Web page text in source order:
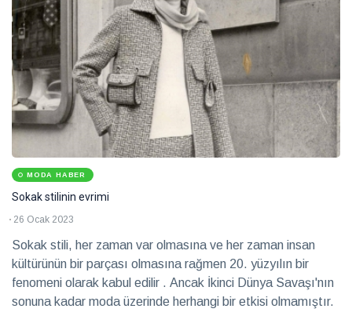
MODA HABER
Sokak stilinin evrimi
26 Ocak 2023
Sokak stili, her zaman var olmasına ve her zaman insan
kültürünün bir parçası olmasına rağmen 20. yüzyılın bir
fenomeni olarak kabul edilir . Ancak İkinci Dünya Savaşı'nın
sonuna kadar moda üzerinde herhangi bir etkisi olmamıştır.